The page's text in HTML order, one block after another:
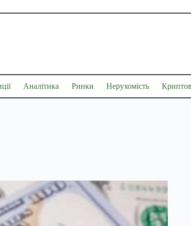
Аналітика Ринки Нерухомість